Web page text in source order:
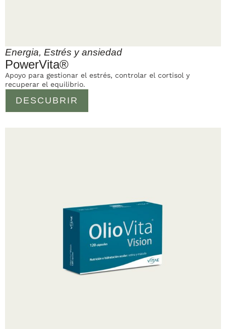
Energia, Estrés y ansiedad
PowerVita®
DESCUBRIR
Apoyo para gestionar el estrés, controlar el cortisol y
recuperar el equilibrio.